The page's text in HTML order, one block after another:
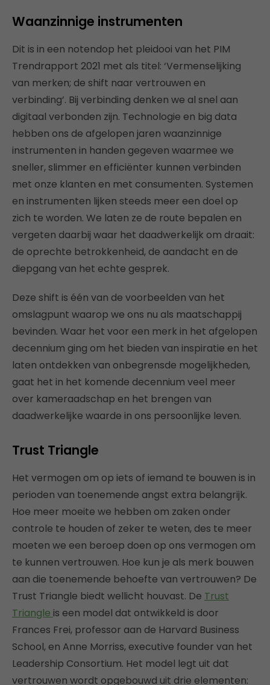
Waanzinnige instrumenten
Dit is in een notendop het pleidooi van het PIM
Trendrapport 2021 met als titel: ‘Vermenselijking
van merken; de shift naar vertrouwen en
verbinding’. Bij verbinding denken we al snel aan
digitaal verbonden zijn. Technologie en big data
hebben ons de afgelopen jaren waanzinnige
instrumenten in handen gegeven waarmee we
sneller, slimmer en efficiënter kunnen verbinden
met onze klanten en met consumenten. Systemen
en instrumenten lijken steeds meer een doel op
zich te worden. We laten ze de route bepalen en
vergeten daarbij waar het daadwerkelijk om draait:
de oprechte betrokkenheid, de aandacht en de
diepgang van het echte gesprek.
Deze shift is één van de voorbeelden van het
omslagpunt waarop we ons nu als maatschappij
bevinden. Waar het voor een merk in het afgelopen
decennium ging om het bieden van inspiratie en het
laten ontdekken van onbegrensde mogelijkheden,
gaat het in het komende decennium veel meer
over kameraadschap en het brengen van
daadwerkelijke waarde in ons persoonlijke leven.
Trust Triangle
Het vermogen om op iets of iemand te bouwen is in
perioden van toenemende angst extra belangrijk.
Hoe meer moeite we hebben om zaken onder
controle te houden of zeker te weten, des te meer
moeten we een beroep doen op ons vermogen om
te kunnen vertrouwen. Hoe kun je als merk bouwen
aan die toenemende behoefte van vertrouwen? De
Trust Triangle biedt wellicht houvast. De Trust
Triangle is een model dat ontwikkeld is door
Frances Frei, professor aan de Harvard Business
School, en Anne Morriss, executive founder van het
Leadership Consortium. Het model legt uit dat
vertrouwen wordt opgebouwd uit drie elementen: